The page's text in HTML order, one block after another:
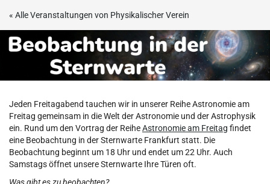
Zum
Inhalt
springen
« Alle Veranstaltungen von Physikalischer Verein
Beobachtungsabend
Sternwarte
Frankfurt
Jeden Freitag­abend tauchen wir in unserer Reihe Astronomie am
Freitag gemein­sam in die Welt der Astro­nomie und der Astro­physik
ein. Rund um den Vortrag der ReiheAstronomie am Freitag findet
eine Beobachtung in der Sternwarte Frankfurt statt. Die
Beobachtung beginnt um 18 Uhr und endet um 22 Uhr. Auch
Samstags öffnet unsere Sternwarte Ihre Türen oft.